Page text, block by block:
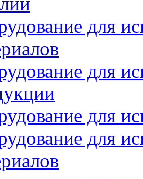
для
для
для
для